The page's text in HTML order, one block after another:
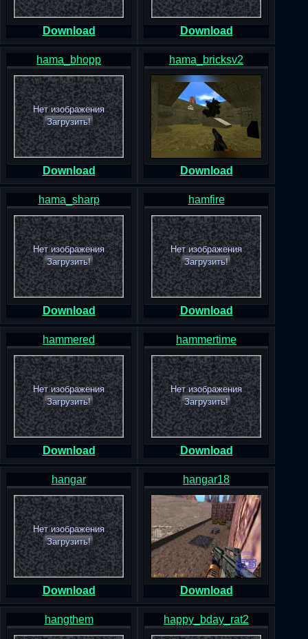
Download Download
hama_bhopp
Нет изображения
Загрузить!
Download
hama_bricksv2
Download
hama_sharp
Нет изображения
Загрузить!
Download
hamfire
Нет изображения
Загрузить!
Download
hammered
Нет изображения
Загрузить!
Download
hammertime
Нет изображения
Загрузить!
Download
hangar
Нет изображения
Загрузить!
Download
hangar18
Download
hangthem happy_bday_rat2